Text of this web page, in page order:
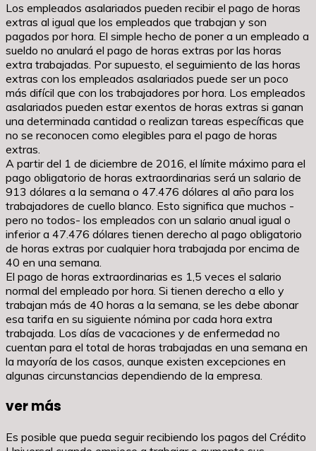
Los empleados asalariados pueden recibir el pago de horas
extras al igual que los empleados que trabajan y son
pagados por hora. El simple hecho de poner a un empleado a
sueldo no anulará el pago de horas extras por las horas
extra trabajadas. Por supuesto, el seguimiento de las horas
extras con los empleados asalariados puede ser un poco
más difícil que con los trabajadores por hora. Los empleados
asalariados pueden estar exentos de horas extras si ganan
una determinada cantidad o realizan tareas específicas que
no se reconocen como elegibles para el pago de horas
extras.
A partir del 1 de diciembre de 2016, el límite máximo para el
pago obligatorio de horas extraordinarias será un salario de
913 dólares a la semana o 47.476 dólares al año para los
trabajadores de cuello blanco. Esto significa que muchos -
pero no todos- los empleados con un salario anual igual o
inferior a 47.476 dólares tienen derecho al pago obligatorio
de horas extras por cualquier hora trabajada por encima de
40 en una semana.
El pago de horas extraordinarias es 1,5 veces el salario
normal del empleado por hora. Si tienen derecho a ello y
trabajan más de 40 horas a la semana, se les debe abonar
esa tarifa en su siguiente nómina por cada hora extra
trabajada. Los días de vacaciones y de enfermedad no
cuentan para el total de horas trabajadas en una semana en
la mayoría de los casos, aunque existen excepciones en
algunas circunstancias dependiendo de la empresa.
ver más
Es posible que pueda seguir recibiendo los pagos del Crédito